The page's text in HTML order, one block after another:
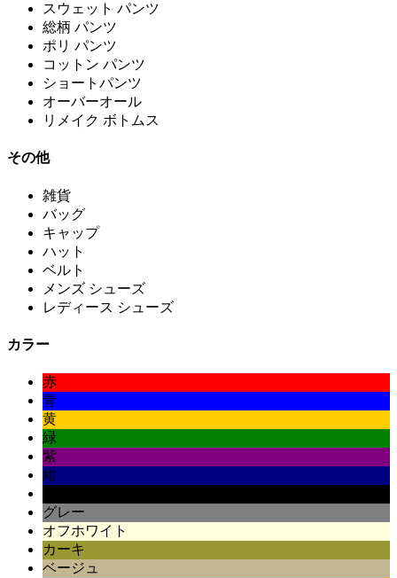
スウェット パンツ
総柄 パンツ
ポリ パンツ
コットン パンツ
ショートパンツ
オーバーオール
リメイク ボトムス
その他
雑貨
バッグ
キャップ
ハット
ベルト
メンズ シューズ
レディース シューズ
カラー
赤
青
黄
緑
紫
紺
グレー
オフホワイト
カーキ
ベージュ